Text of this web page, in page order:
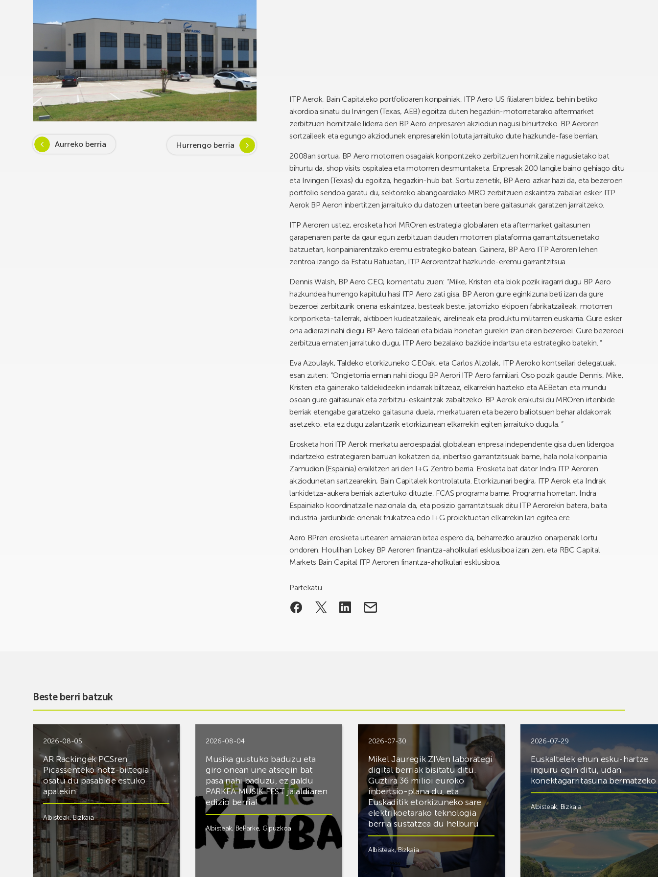
Aurreko berria Hurrengo berria
ITP Aerok, Bain Capitaleko portfolioaren konpainiak, ITP Aero US filialaren bidez, behin betiko
akordioa sinatu du Irvingen (Texas, AEB) egoitza duten hegazkin-motorretarako aftermarket
zerbitzuen hornitzaile liderra den BP Aero enpresaren akziodun nagusi bihurtzeko. BP Aeroren
sortzaileek eta egungo akziodunek enpresarekin lotuta jarraituko dute hazkunde-fase berrian.
2008an sortua, BP Aero motorren osagaiak konpontzeko zerbitzuen hornitzaile nagusietako bat
bihurtu da, shop visits ospitalea eta motorren desmuntaketa. Enpresak 200 langile baino gehiago ditu
eta Irvingen (Texas) du egoitza, hegazkin-hub bat. Sortu zenetik, BP Aero azkar hazi da, eta bezeroen
portfolio sendoa garatu du, sektoreko abangoardiako MRO zerbitzuen eskaintza zabalari esker. ITP
Aerok BP Aeron inbertitzen jarraituko du datozen urteetan bere gaitasunak garatzen jarraitzeko.
ITP Aeroren ustez, erosketa hori MROren estrategia globalaren eta aftermarket gaitasunen
garapenaren parte da gaur egun zerbitzuan dauden motorren plataforma garrantzitsuenetako
batzuetan, konpainiarentzako eremu estrategiko batean. Gainera, BP Aero ITP Aeroren lehen
zentroa izango da Estatu Batuetan, ITP Aerorentzat hazkunde-eremu garrantzitsua.
Dennis Walsh, BP Aero CEO, komentatu zuen: “Mike, Kristen eta biok pozik iragarri dugu BP Aero
hazkundea hurrengo kapitulu hasi ITP Aero zati gisa. BP Aeron gure eginkizuna beti izan da gure
bezeroei zerbitzurik onena eskaintzea, besteak beste, jatorrizko ekipoen fabrikatzaileak, motorren
konponketa-tailerrak, aktiboen kudeatzaileak, airelineak eta produktu militarren euskarria. Gure esker
ona adierazi nahi diegu BP Aero taldeari eta bidaia honetan gurekin izan diren bezeroei. Gure bezeroei
zerbitzua ematen jarraituko dugu, ITP Aero bezalako bazkide indartsu eta estrategiko batekin. ”
Eva Azoulayk, Taldeko etorkizuneko CEOak, eta Carlos Alzolak, ITP Aeroko kontseilari delegatuak,
esan zuten: “Ongietorria eman nahi diogu BP Aerori ITP Aero familiari. Oso pozik gaude Dennis, Mike,
Kristen eta gainerako taldekideekin indarrak biltzeaz, elkarrekin hazteko eta AEBetan eta mundu
osoan gure gaitasunak eta zerbitzu-eskaintzak zabaltzeko. BP Aerok erakutsi du MROren irtenbide
berriak etengabe garatzeko gaitasuna duela, merkatuaren eta bezero baliotsuen behar aldakorrak
asetzeko, eta ez dugu zalantzarik etorkizunean elkarrekin egiten jarraituko dugula. ”
Erosketa hori ITP Aerok merkatu aeroespazial globalean enpresa independente gisa duen lidergoa
indartzeko estrategiaren barruan kokatzen da, inbertsio garrantzitsuak barne, hala nola konpainia
Zamudion (Espainia) eraikitzen ari den I+G Zentro berria. Erosketa bat dator Indra ITP Aeroren
akziodunetan sartzearekin, Bain Capitalek kontrolatuta. Etorkizunari begira, ITP Aerok eta Indrak
lankidetza-aukera berriak aztertuko dituzte, FCAS programa barne. Programa horretan, Indra
Espainiako koordinatzaile nazionala da, eta posizio garrantzitsuak ditu ITP Aerorekin batera, baita
industria-jardunbide onenak trukatzea edo I+G proiektuetan elkarrekin lan egitea ere.
Aero BPren erosketa urtearen amaieran ixtea espero da, beharrezko arauzko onarpenak lortu
ondoren. Houlihan Lokey BP Aeroren finantza-aholkulari esklusiboa izan zen, eta RBC Capital
Markets Bain Capital ITP Aeroren finantza-aholkulari esklusiboa.
Partekatu
Beste berri batzuk
2026-08-05
AR Rackingek PCSren
Picassenteko hotz-biltegia
osatu du pasabide estuko
apalekin
Albisteak,Bizkaia
2026-08-04
Musika gustuko baduzu eta
giro onean une atsegin bat
pasa nahi baduzu, ez galdu
PARKEA MUSIK FEST jaialdiaren
edizio berria!
Albisteak,BeParke, Gipuzkoa
2026-07-30
Mikel Jauregik ZIVen laborategi
digital berriak bisitatu ditu.
Guztira 36 milioi euroko
inbertsio-plana du, eta
Euskaditik etorkizuneko sare
elektrikoetarako teknologia
berria sustatzea du helburu
Albisteak,Bizkaia
2026-07-29
Euskaltelek ehun esku-hartze
inguru egin ditu, udan
konektagarritasuna bermatzeko
Albisteak, Bizkaia